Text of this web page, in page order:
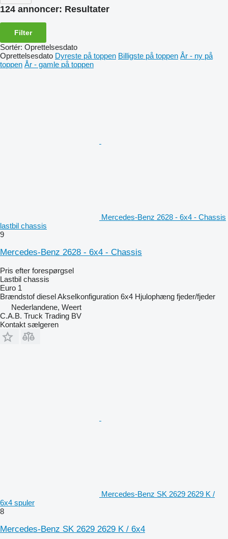
124 annoncer: Resultater
Filter
Sortér: Oprettelsesdato
Oprettelsesdato Dyreste på toppen Billigste på toppen År - ny på
toppen År - gamle på toppen
Mercedes-Benz 2628 - 6x4 - Chassis
lastbil chassis
9
Mercedes-Benz 2628 - 6x4 - Chassis
Pris efter forespørgsel
Lastbil chassis
Euro 1
Brændstof dieselAkselkonfiguration 6x4 Hjulophæng fjeder/fjeder
Nederlandene, Weert
C.A.B. Truck Trading BV
Kontakt sælgeren
Mercedes-Benz SK 2629 2629 K /
6x4 spuler
8
Mercedes-Benz SK 2629 2629 K / 6x4